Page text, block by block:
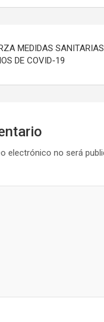
MEDIDAS
DE COVID-19
electrónico no será